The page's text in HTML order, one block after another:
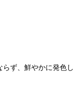
ず、鮮やかに発色し